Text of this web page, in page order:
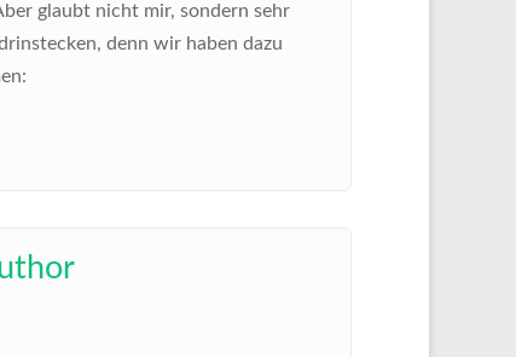
glaubt nicht mir, sondern sehr
denn wir haben dazu